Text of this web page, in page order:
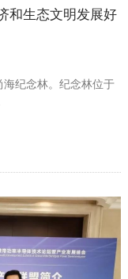
和生态文明发展好
纪念林。纪念林位于